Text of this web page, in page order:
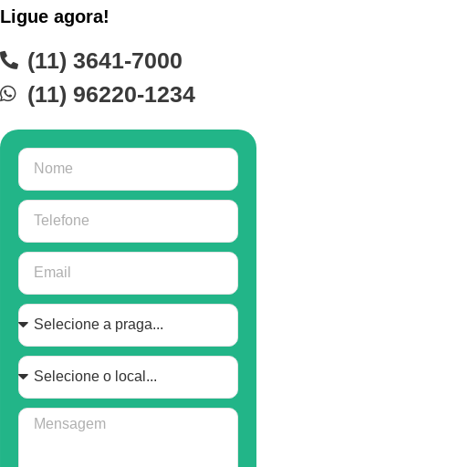
Ligue agora!
(11) 3641-7000
(11) 96220-1234